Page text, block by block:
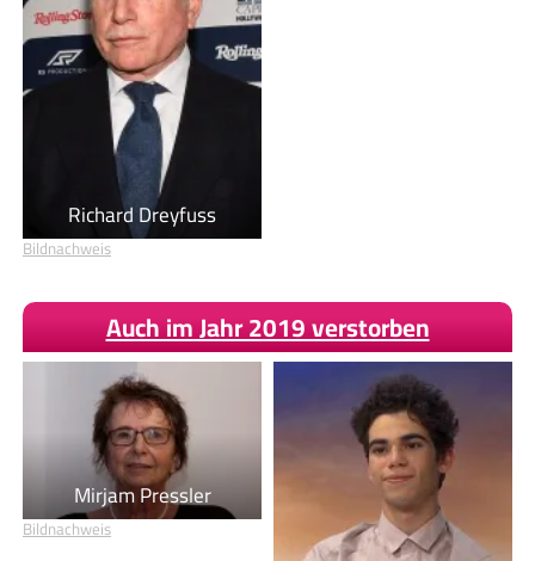
Richard Dreyfuss
Bildnachweis
Auch im Jahr 2019 verstorben
Mirjam Pressler
Bildnachweis